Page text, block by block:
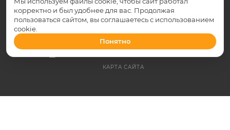
ПОДПИСАТЬСЯ НА РАССЫЛКУ
КАРТА САЙТА
корректно и был удобнее для вас. Продолжая
пользоваться сайтом, вы соглашаетесь с использованием
cookie.
Понятно